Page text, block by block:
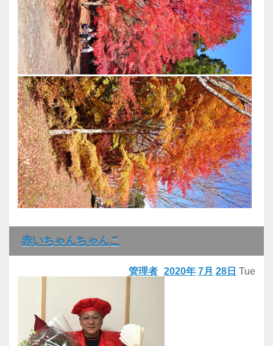
赤いちゃんちゃんこ
2020年 7月 28日 Tue
管理者